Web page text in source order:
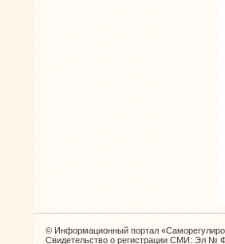
© Информационный портал
Свидетельство о регистрации СМИ: Эл №